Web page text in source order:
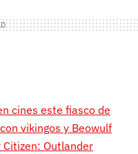
cines este fiasco de
vikingos y Beowulf
Outlander